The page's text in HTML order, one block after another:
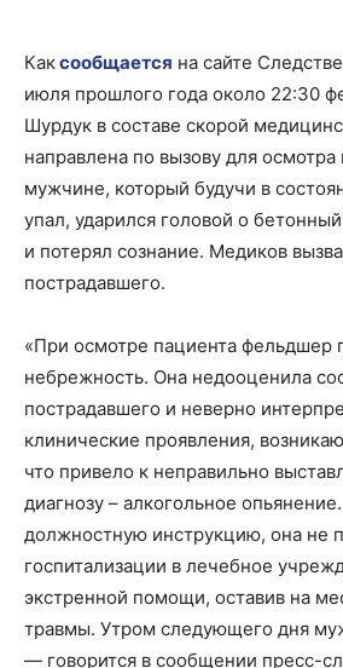
Каксообщается на сайте
июля прошлого года около 22:30
Шурдук в составе скорой
направлена по вызову для
мужчине, который будучи в
упал, ударился головой о
и потерял сознание. Медиков
пострадавшего.
«При осмотре пациента фельдшер
небрежность. Она недооценила
пострадавшего и неверно
клинические проявления,
что привело к неправильно
диагнозу – алкогольное
должностную инструкцию, она не
госпитализации в лечебное
экстренной помощи, оставив на
травмы. Утром следующего дня
— говорится в сообщении пресс-